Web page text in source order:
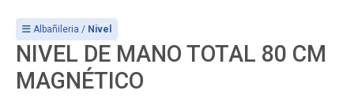
Albañileria / Nivel
NIVEL DE MANO TOTAL 80 CM
MAGNÉTICO